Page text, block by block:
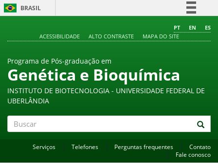
BRASIL
Comunica BR
Acesso à informação
Legislação
PT EN
ES
ACESSIBILIDADE
ALTO CONTRASTE MAPA DO SITE
Programa de Pós-graduação em
Genética e Bioquímica
INSTITUTO DE BIOTECNOLOGIA - UNIVERSIDADE FEDERAL DE
UBERLÂNDIA
Serviços Telefones Perguntas frequentes
Contato
Fale conosco